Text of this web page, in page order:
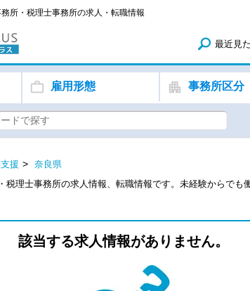
所・税理士事務所の求人・転職情報
最近見
雇用形態 事務所区分
援
奈良県
税理士事務所の求人情報、転職情報です。未経験からでも
該当する求人情報がありません。